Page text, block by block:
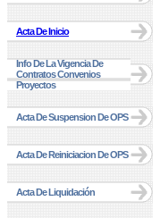
Acta De Inicio
Info De La Vigencia De
Contratos Convenios
Proyectos
Acta De Suspension De OPS
Acta De Reiniciacion De OPS
Acta De Liquidación